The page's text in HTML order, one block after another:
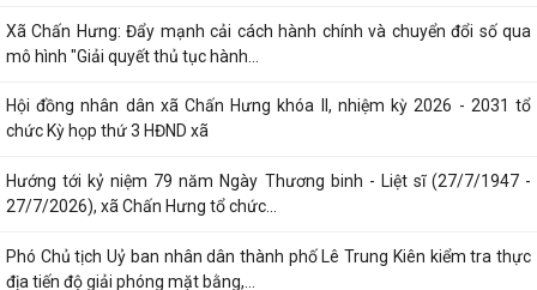
Xã Chấn Hưng: Đẩy mạnh cải cách hành chính và chuyển đổi số qua
mô hình "Giải quyết thủ tục hành...
Hội đồng nhân dân xã Chấn Hưng khóa II, nhiệm kỳ 2026 - 2031 tổ
chức Kỳ họp thứ 3 HĐND xã
Hướng tới kỷ niệm 79 năm Ngày Thương binh - Liệt sĩ (27/7/1947 -
27/7/2026), xã Chấn Hưng tổ chức...
Phó Chủ tịch Uỷ ban nhân dân thành phố Lê Trung Kiên kiểm tra thực
địa tiến độ giải phóng mặt bằng,...